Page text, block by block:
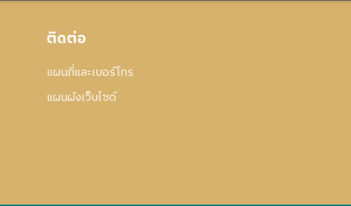
ติดต่อ
แผนที่และเบอร์โทร
แผนผังเว็บไซด์